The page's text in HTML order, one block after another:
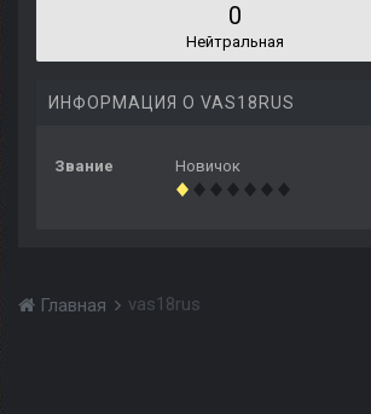
0
Нейтральная
ИНФОРМАЦИЯ О VAS18RUS
Звание Новичок
Главная vas18rus